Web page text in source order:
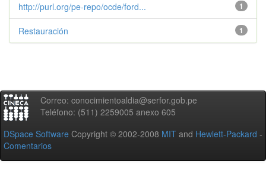
1
http://purl.org/pe-repo/ocde/ford...
1
Restauración
Correo: conocimientoaldia@serfor.gob.pe
Teléfono: (511) 2259005 anexo 605
DSpace Software Copyright © 2002-2008 MIT and Hewlett-Packard -
Comentarios